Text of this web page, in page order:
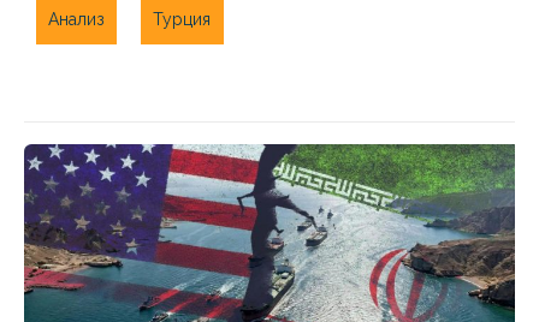
Анализ Турция